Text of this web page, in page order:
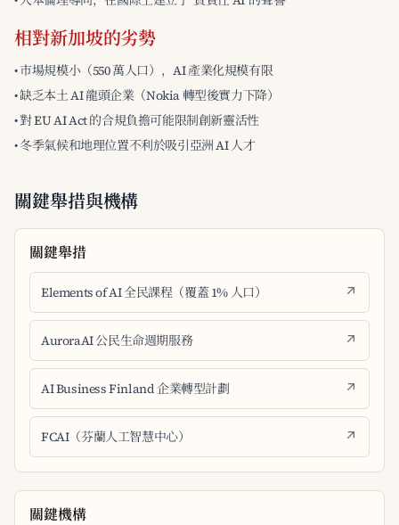
相對新加坡的劣勢
• 市場規模小（550 萬人口），AI 產業化規模有限
• 缺乏本土 AI 龍頭企業（Nokia 轉型後實力下降）
• 對 EU AI Act 的合規負擔可能限制創新靈活性
• 冬季氣候和地理位置不利於吸引亞洲 AI 人才
關鍵舉措與機構
關鍵舉措
Elements of AI 全民課程（覆蓋 1% 人口）
AuroraAI 公民生命週期服務
AI Business Finland 企業轉型計劃
FCAI（芬蘭人工智慧中心）
關鍵機構